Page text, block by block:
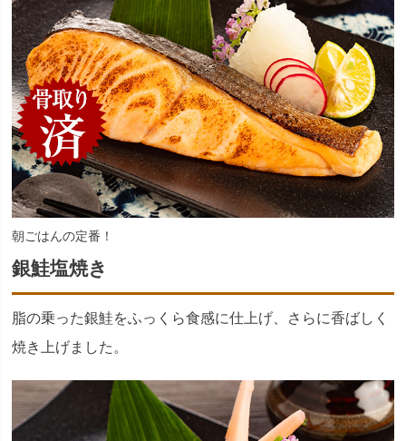
朝ごはんの定番！
銀鮭塩焼き
脂の乗った銀鮭をふっくら食感に仕上げ、さらに香ばしく
焼き上げました。